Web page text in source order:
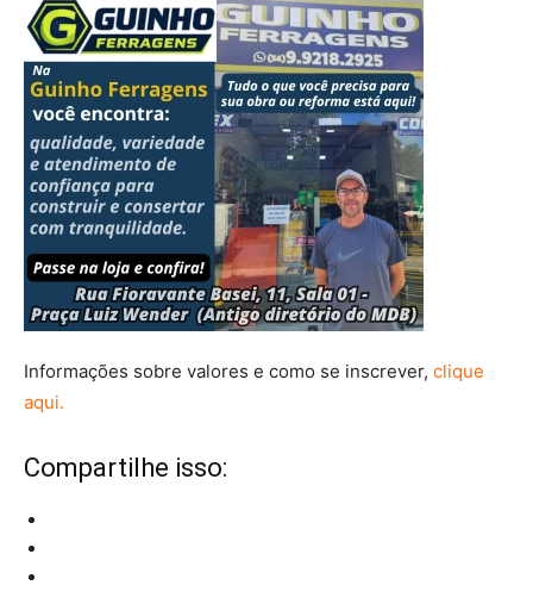
Informações sobre valores e como se inscrever, clique
aqui.
Compartilhe isso: